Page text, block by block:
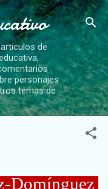
de
personajes
temas de
Domínguez